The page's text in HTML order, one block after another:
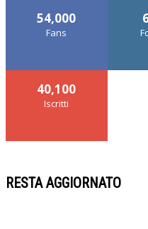
54,000
Fans
40,100
Iscritti
RESTA AGGIORNATO